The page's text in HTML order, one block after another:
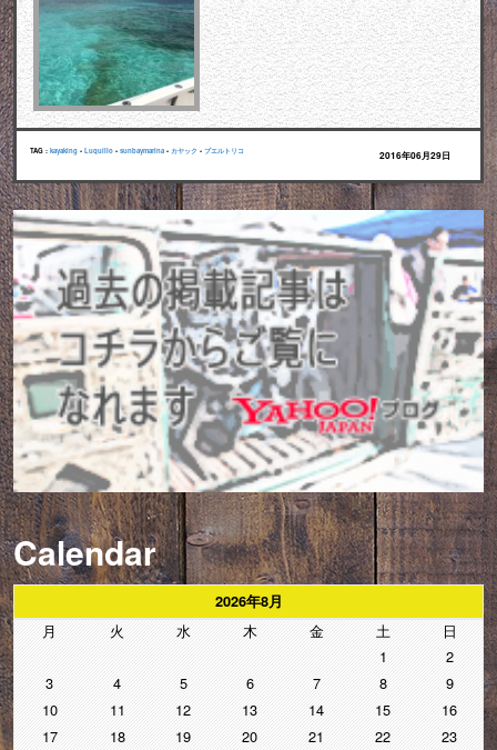
TAG : kayaking • Luquillo • sunbaymarina • カヤック • プエルトリコ 2016年06月29日
Calendar
2026年8月
月 火 水 木 金 土
日
1
2
3
4 5 6 7 8
9
10
11 12 13 14 15
16
17
18 19 20 21 22
23